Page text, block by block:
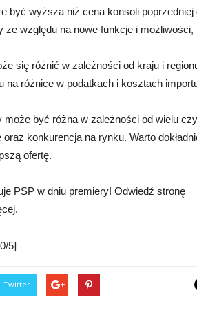
być wyższa niż cena konsoli poprzedniej
względu na nowe funkcje i możliwości,
się różnić w zależności od kraju i
różnice w podatkach i kosztach
być różna w zależności od wielu
konkurencja na rynku. Warto
ofertę.
PSP w dniu premiery! Odwiedź stronę
5]
Twitter